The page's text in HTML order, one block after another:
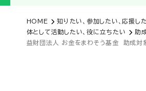
HOME 知りたい、参加したい、応援し
体として活動したい、役に立ちたい
助
益財団法人 お金をまわそう基金 助成対